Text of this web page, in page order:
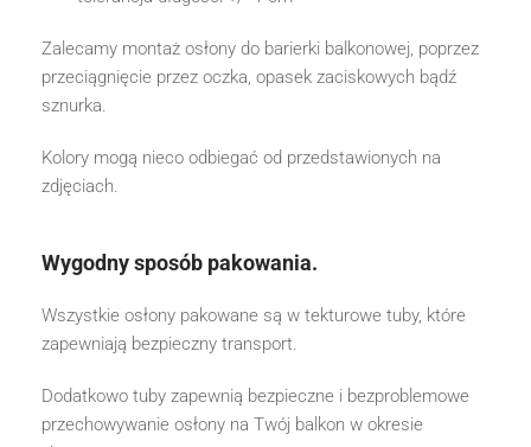
Zalecamy montaż osłony do barierki balkonowej, poprzez
przeciągnięcie przez oczka, opasek zaciskowych bądź
sznurka.
Kolory mogą nieco odbiegać od przedstawionych na
zdjęciach.
Wygodny sposób pakowania.
Wszystkie osłony pakowane są w tekturowe tuby, które
zapewniają bezpieczny transport.
Dodatkowo tuby zapewnią bezpieczne i bezproblemowe
przechowywanie osłony na Twój balkon w okresie